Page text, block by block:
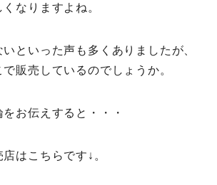
なりますよね。
といった声も多くありましたが、
販売しているのでしょうか。
お伝えすると・・・
はこちらです↓。